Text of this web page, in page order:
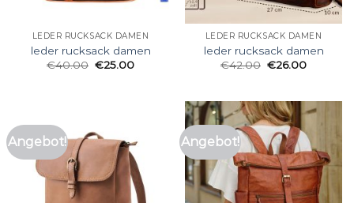
LEDER RUCKSACK DAMEN
leder rucksack damen
€40.00 €25.00
LEDER RUCKSACK DAMEN
leder rucksack damen
€42.00 €26.00
Angebot! Angebot!